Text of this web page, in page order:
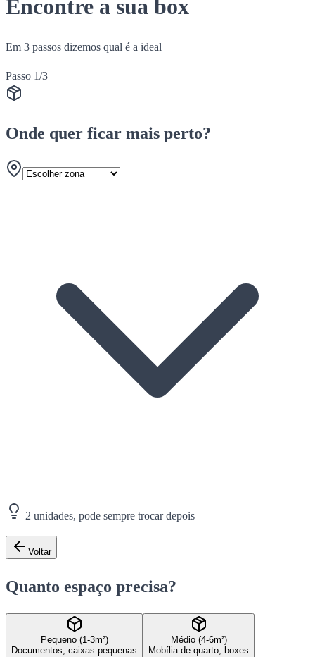
Encontre a sua box
Em 3 passos dizemos qual é a ideal
Passo 1/3
Onde quer ficar mais perto?
2 unidades, pode sempre trocar depois
Voltar
Quanto espaço precisa?
Pequeno (1-3m²)
Documentos, caixas pequenas
Médio (4-6m²)
Mobília de quarto, boxes